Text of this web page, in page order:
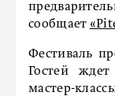
сообщает
Фестиваль
Гостей
мастер-